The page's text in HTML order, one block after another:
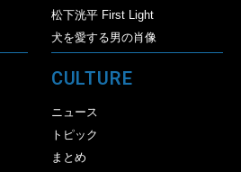
松下洸平 First Light
犬を愛する男の肖像
CULTURE
ニュース
トピック
まとめ